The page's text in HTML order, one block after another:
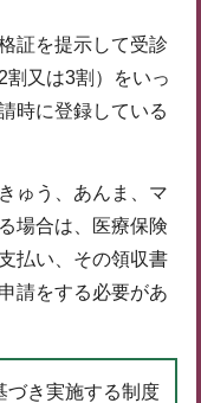
証を提示して受診
割又は3割）をいっ
時に登録している
ゅう、あんま、マ
場合は、医療保険
払い、その領収書
請をする必要があ
づき実施する制度